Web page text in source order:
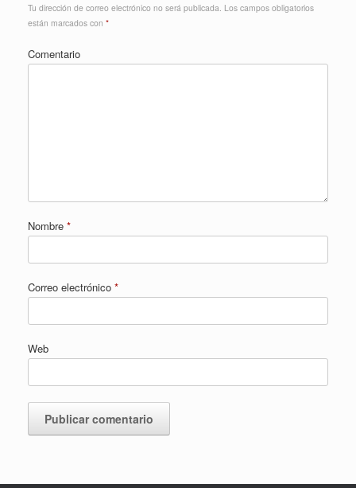
Tu dirección de correo electrónico no será publicada. Los campos obligatorios
están marcados con *
Comentario
Nombre *
Correo electrónico *
Web